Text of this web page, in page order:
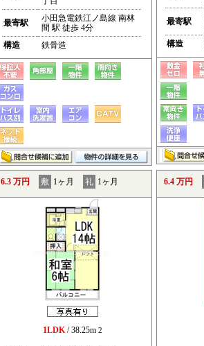
最寄駅
小田急電鉄江ノ島線 南林
間 駅 徒歩 4分
構造
鉄骨造
最寄駅
構造
6.3 万円 敷 1ヶ月 礼 1ヶ月
1LDK/ 38.25m 2
6.4 万円